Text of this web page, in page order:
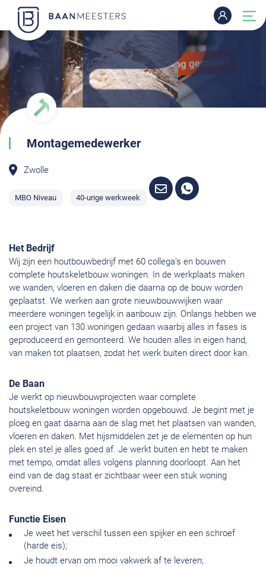
Montagemedewerker
Zwolle
MBO Niveau 40-urige werkweek
Het Bedrijf
Wij zijn een houtbouwbedrijf met 60 collega’s en bouwen
complete houtskeletbouw woningen. In de werkplaats maken
we wanden, vloeren en daken die daarna op de bouw worden
geplaatst. We werken aan grote nieuwbouwwijken waar
meerdere woningen tegelijk in aanbouw zijn. Onlangs hebben we
een project van 130 woningen gedaan waarbij alles in fases is
geproduceerd en gemonteerd. We houden alles in eigen hand,
van maken tot plaatsen, zodat het werk buiten direct door kan.
De Baan
Je werkt op nieuwbouwprojecten waar complete
houtskeletbouw woningen worden opgebouwd. Je begint met je
ploeg en gaat daarna aan de slag met het plaatsen van wanden,
vloeren en daken. Met hijsmiddelen zet je de elementen op hun
plek en stel je alles goed af. Je werkt buiten en hebt te maken
met tempo, omdat alles volgens planning doorloopt. Aan het
eind van de dag staat er zichtbaar weer een stuk woning
overeind.
Functie Eisen
Je weet het verschil tussen een spijker en een schroef
(harde eis);
Je houdt ervan om mooi vakwerk af te leveren;